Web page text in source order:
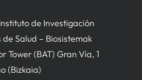
de Investigación
de Salud – Biosistemak
Tower (BAT) Gran Vía, 1
(Bizkaia)